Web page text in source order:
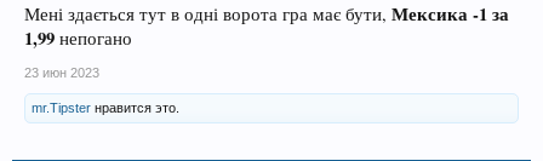
Мені здається тут в одні ворота гра має бути, Мексика -1 за
1,99 непогано
23 июн 2023
mr.Tipster нравится это.